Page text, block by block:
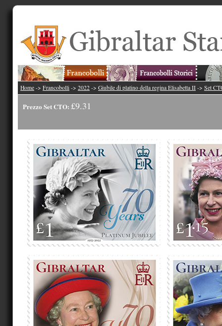
Home -> Francobolli -> 2022 -> Giubile di platino della regina Elisabetta II -> Set
Prezzo Set CTO: £9.31